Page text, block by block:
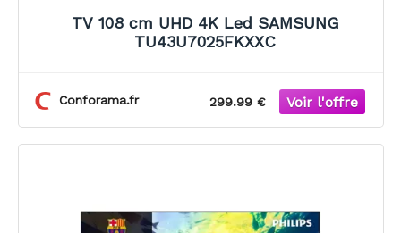
TV 108 cm UHD 4K Led SAMSUNG
TU43U7025FKXXC
Conforama.fr 299.99 €